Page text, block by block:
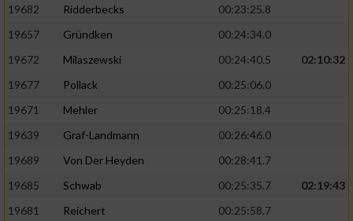
19682
Ridderbecks
00:23:25.8
19657
Gründken
00:24:34.0
19672
Milaszewski 00:24:40.5
02:10:32
19677
Pollack
00:25:06.0
19671
Mehler
00:25:18.4
19639
Graf-Landmann
00:26:46.0
19689
Von Der Heyden
00:28:41.7
19685
Schwab 00:25:35.7
02:19:43
19681
Reichert
00:25:58.7